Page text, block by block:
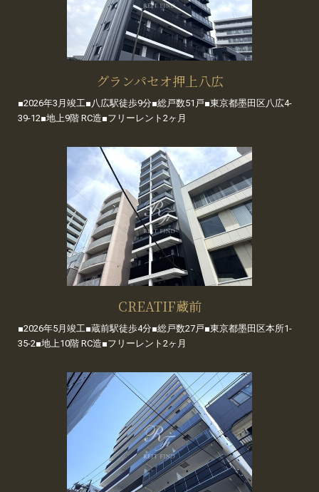
グランパセオ押上八広
■2026年3月竣工■八広駅徒歩9分■総戸数51戸■東京都墨田区八広4-
39-12■地上9階 RC造■フリーレント2ヶ月
CREATIF蔵前
■2026年5月竣工■蔵前駅徒歩4分■総戸数27戸■東京都墨田区本所1-
35-2■地上10階 RC造■フリーレント2ヶ月